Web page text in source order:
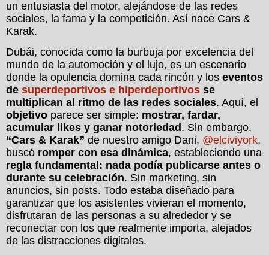
un entusiasta del motor, alejándose de las redes
sociales, la fama y la competición. Así nace Cars &
Karak.
Dubái, conocida como la burbuja por excelencia del
mundo de la automoción y el lujo, es un escenario
donde la opulencia domina cada rincón y los eventos
de superdeportivos e hiperdeportivos se
multiplican al ritmo de las redes sociales. Aquí, el
objetivo parece ser simple: mostrar, fardar,
acumular likes y ganar notoriedad. Sin embargo,
“Cars & Karak” de nuestro amigo Dani, @elciviyork,
buscó romper con esa dinámica, estableciendo una
regla fundamental: nada podía publicarse antes o
durante su celebración. Sin marketing, sin
anuncios, sin posts. Todo estaba diseñado para
garantizar que los asistentes vivieran el momento,
disfrutaran de las personas a su alrededor y se
reconectar con los que realmente importa, alejados
de las distracciones digitales.